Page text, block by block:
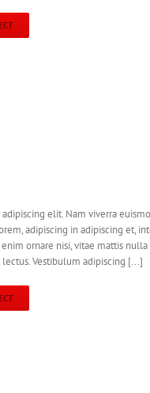
elit. Nam viverra
adipiscing in adipiscing et,
ornare nisi, vitae mattis
Vestibulum adipiscing [...]